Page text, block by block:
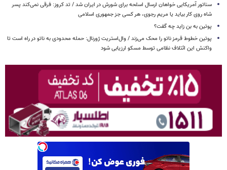
سناتور آمریکایی خواهان ارسال اسلحه برای شورش در ایران شد / تد کروز: فرقی نمی‌کند پسر
شاه روی کار بیاید یا مریم رجوی، هر کسی جز جمهوری اسلامی
پوتین به بن زاید چه گفت؟
پوتین خطوط قرمز ناتو را محک می‌زند / وال‌استریت ژورنال: حمله محدودی به ناتو در راه است تا
واکنش این ائتلاف نظامی توسط مسکو ارزیابی شود